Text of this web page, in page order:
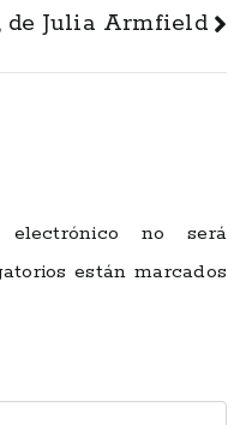
de Julia Armfield
no será
están marcados